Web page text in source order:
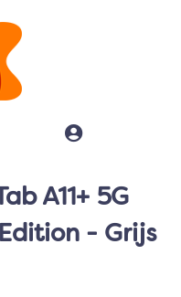
A11+ 5G
- Grijs